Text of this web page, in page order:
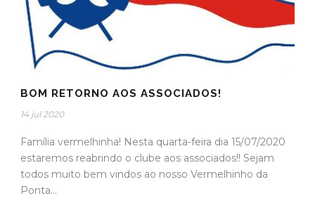
BOM RETORNO AOS ASSOCIADOS!
14 jul 2020
Família vermelhinha! Nesta quarta-feira dia 15/07/2020
estaremos reabrindo o clube aos associados!! Sejam
todos muito bem vindos ao nosso Vermelhinho da
Ponta...